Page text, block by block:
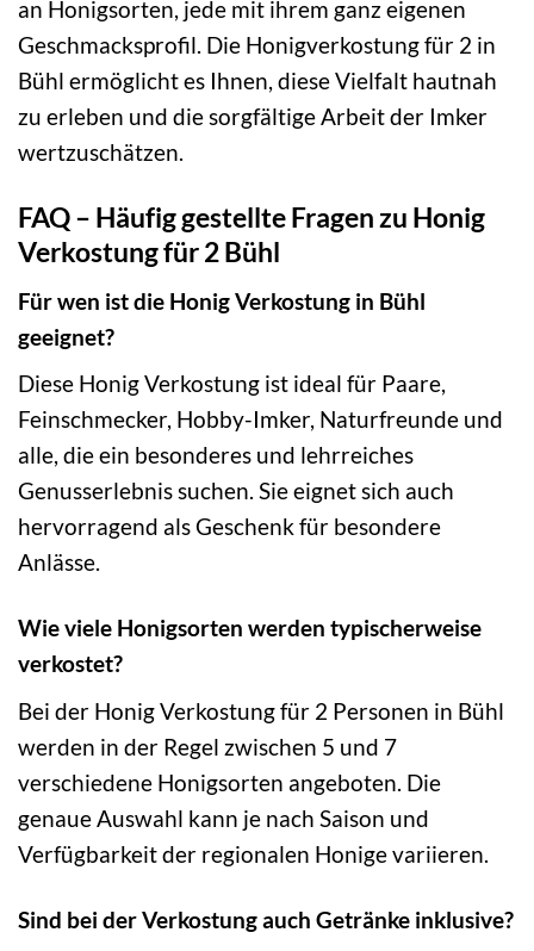
an Honigsorten, jede mit ihrem ganz eigenen
Geschmacksprofil. Die Honigverkostung für 2 in
Bühl ermöglicht es Ihnen, diese Vielfalt hautnah
zu erleben und die sorgfältige Arbeit der Imker
wertzuschätzen.
FAQ – Häufig gestellte Fragen zu Honig
Verkostung für 2 Bühl
Für wen ist die Honig Verkostung in Bühl
geeignet?
Diese Honig Verkostung ist ideal für Paare,
Feinschmecker, Hobby-Imker, Naturfreunde und
alle, die ein besonderes und lehrreiches
Genusserlebnis suchen. Sie eignet sich auch
hervorragend als Geschenk für besondere
Anlässe.
Wie viele Honigsorten werden typischerweise
verkostet?
Bei der Honig Verkostung für 2 Personen in Bühl
werden in der Regel zwischen 5 und 7
verschiedene Honigsorten angeboten. Die
genaue Auswahl kann je nach Saison und
Verfügbarkeit der regionalen Honige variieren.
Sind bei der Verkostung auch Getränke inklusive?